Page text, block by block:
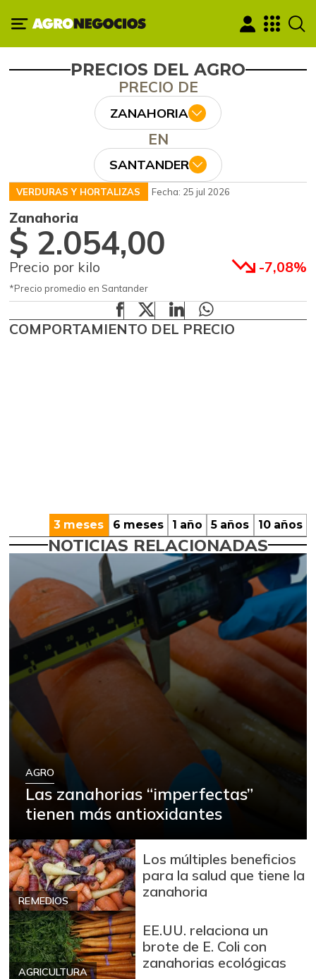
PRECIOS DEL AGRO
PRECIO DE
ZANAHORIA
EN
SANTANDER
VERDURAS Y HORTALIZAS Fecha: 25 jul 2026
Zanahoria
$ 2.054,00
Precio por kilo -7,08%
*Precio promedio en Santander
COMPORTAMIENTO DEL PRECIO
3 meses 6 meses 1 año 5 años 10 años
NOTICIAS RELACIONADAS
AGRO
Las zanahorias “imperfectas”
tienen más antioxidantes
REMEDIOS
Los múltiples beneficios
para la salud que tiene la
zanahoria
AGRICULTURA
EE.UU. relaciona un
brote de E. Coli con
zanahorias ecológicas